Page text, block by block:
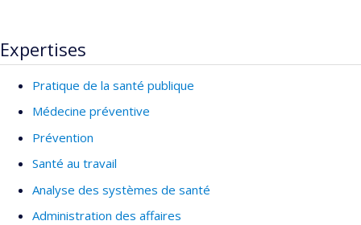
Expertises
Pratique de la santé publique
Médecine préventive
Prévention
Santé au travail
Analyse des systèmes de santé
Administration des affaires